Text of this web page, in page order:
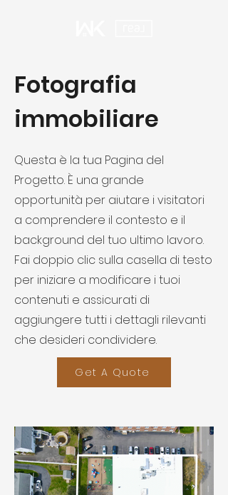
Fotografia
immobiliare
Questa è la tua Pagina del
Progetto. È una grande
opportunità per aiutare i visitatori
a comprendere il contesto e il
background del tuo ultimo lavoro.
Fai doppio clic sulla casella di testo
per iniziare a modificare i tuoi
contenuti e assicurati di
aggiungere tutti i dettagli rilevanti
che desideri condividere.
Get A Quote